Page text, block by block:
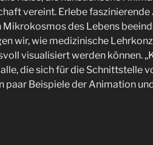
vereint. Erlebe
des Lebens
wir, wie medizinische
visualisiert werden können.
die sich für die Schnittstelle
paar Beispiele der Animation